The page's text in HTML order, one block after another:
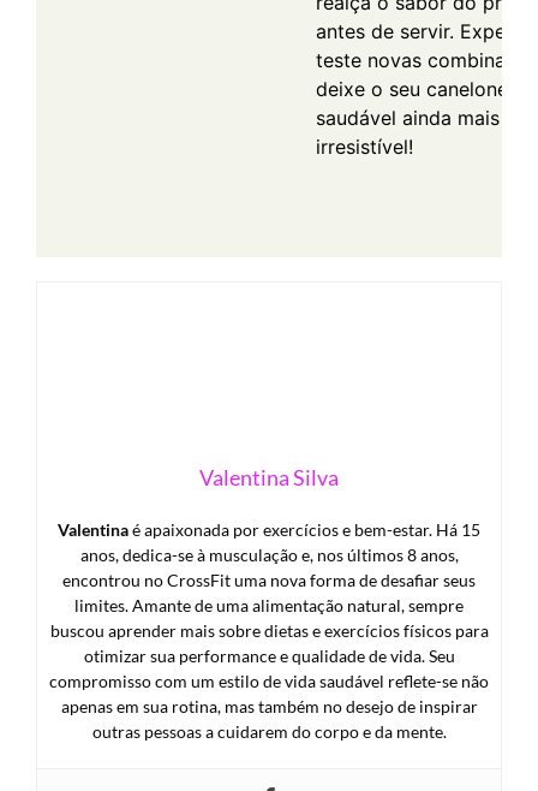
antes de servir.
teste novas
deixe o seu canelone
saudável ainda mais
irresistível!
Valentina Silva
Valentinaé apaixonada por exercícios e bem-estar. Há 15
anos, dedica-se à musculação e, nos últimos 8 anos,
encontrou no CrossFit uma nova forma de desafiar seus
limites. Amante de uma alimentação natural, sempre
buscou aprender mais sobre dietas e exercícios físicos para
otimizar sua performance e qualidade de vida. Seu
compromisso com um estilo de vida saudável reflete-se não
apenas em sua rotina, mas também no desejo de inspirar
outras pessoas a cuidarem do corpo e da mente.